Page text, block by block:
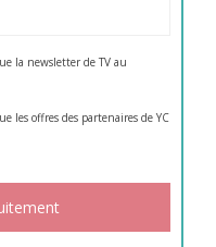
la newsletter de TV au
les offres des partenaires de YC